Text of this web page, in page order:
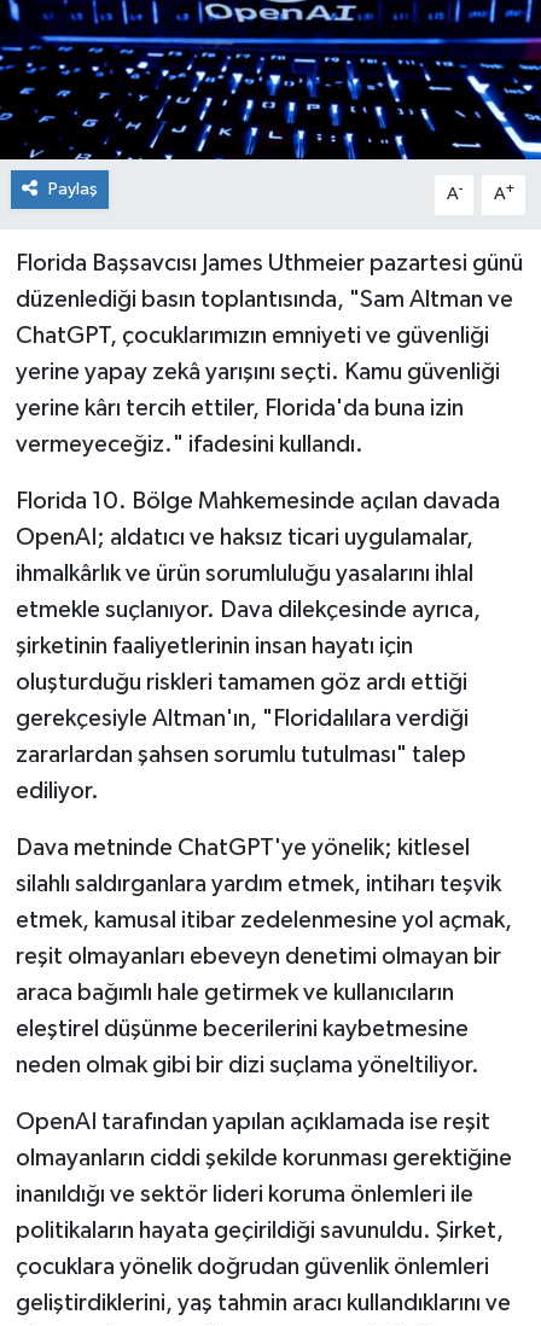
Paylaş A- A+
Florida Başsavcısı James Uthmeier pazartesi günü
düzenlediği basın toplantısında, "Sam Altman ve
ChatGPT, çocuklarımızın emniyeti ve güvenliği
yerine yapay zekâ yarışını seçti. Kamu güvenliği
yerine kârı tercih ettiler, Florida'da buna izin
vermeyeceğiz." ifadesini kullandı.
Florida 10. Bölge Mahkemesinde açılan davada
OpenAI; aldatıcı ve haksız ticari uygulamalar,
ihmalkârlık ve ürün sorumluluğu yasalarını ihlal
etmekle suçlanıyor. Dava dilekçesinde ayrıca,
şirketinin faaliyetlerinin insan hayatı için
oluşturduğu riskleri tamamen göz ardı ettiği
gerekçesiyle Altman'ın, "Floridalılara verdiği
zararlardan şahsen sorumlu tutulması" talep
ediliyor.
Dava metninde ChatGPT'ye yönelik; kitlesel
silahlı saldırganlara yardım etmek, intiharı teşvik
etmek, kamusal itibar zedelenmesine yol açmak,
reşit olmayanları ebeveyn denetimi olmayan bir
araca bağımlı hale getirmek ve kullanıcıların
eleştirel düşünme becerilerini kaybetmesine
neden olmak gibi bir dizi suçlama yöneltiliyor.
OpenAI tarafından yapılan açıklamada ise reşit
olmayanların ciddi şekilde korunması gerektiğine
inanıldığı ve sektör lideri koruma önlemleri ile
politikaların hayata geçirildiği savunuldu. Şirket,
çocuklara yönelik doğrudan güvenlik önlemleri
geliştirdiklerini, yaş tahmin aracı kullandıklarını ve